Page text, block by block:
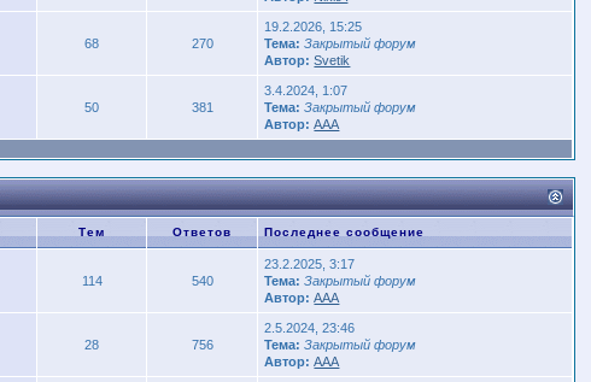
68 270
19.2.2026, 15:25
Тема: Закрытый форум
Автор: Svetik
50 381
3.4.2024, 1:07
Тема: Закрытый форум
Автор: AAA
Тем Ответов Последнее сообщение
114 540
23.2.2025, 3:17
Тема: Закрытый форум
Автор: AAA
28 756
2.5.2024, 23:46
Тема: Закрытый форум
Автор: AAA